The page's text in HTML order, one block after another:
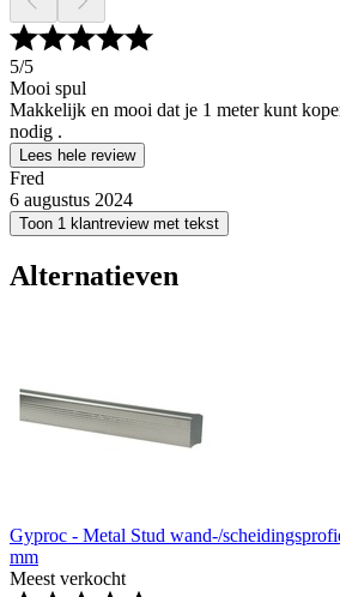
5/5
Mooi spul
Makkelijk en mooi dat je 1 meter kunt
nodig .
Lees hele review
Fred
6 augustus 2024
Toon 1 klantreview met tekst
Alternatieven
Gyproc - Metal Stud wand-/
mm
Meest verkocht